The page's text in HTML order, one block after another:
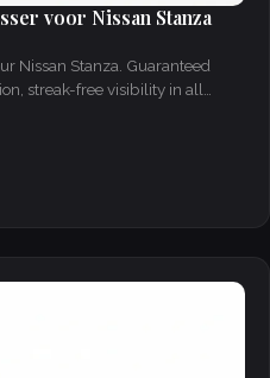
voor Nissan Stanza
Nissan Stanza. Guaranteed
streak-free visibility in all